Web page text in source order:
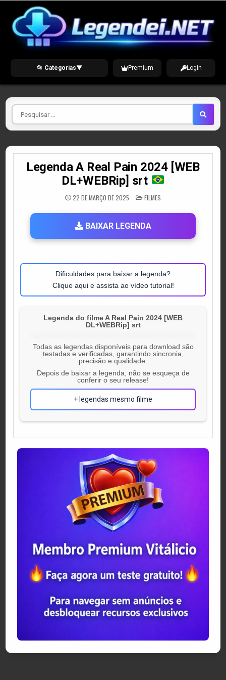
content
📂 Categorias▼ Premium Login
Pesquisar
por
Legenda A Real Pain 2024 [WEB
DL+WEBRip] srt
22 DE MARÇO DE 2025 POSTED
IN
FILMES
BAIXAR LEGENDA
Dificuldades para baixar a legenda?
Clique aqui e assista ao vídeo tutorial!
Legenda do filme A Real Pain 2024 [WEB
DL+WEBRip] srt
Todas as legendas disponíveis para download são
testadas e verificadas, garantindo sincronia,
precisão e qualidade.
Depois de baixar a legenda, não se esqueça de
conferir o seu release!
+ legendas mesmo filme